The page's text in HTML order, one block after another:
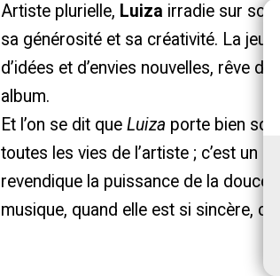
Artiste plurielle, Luiza irradie sur
sa générosité et sa créativité. La
d’idées et d’envies nouvelles, rêve
album.
Et l’on se dit queLuiza porte bien son
toutes les vies de l’artiste ; c’est un
revendique la puissance de la
musique, quand elle est si sincère,